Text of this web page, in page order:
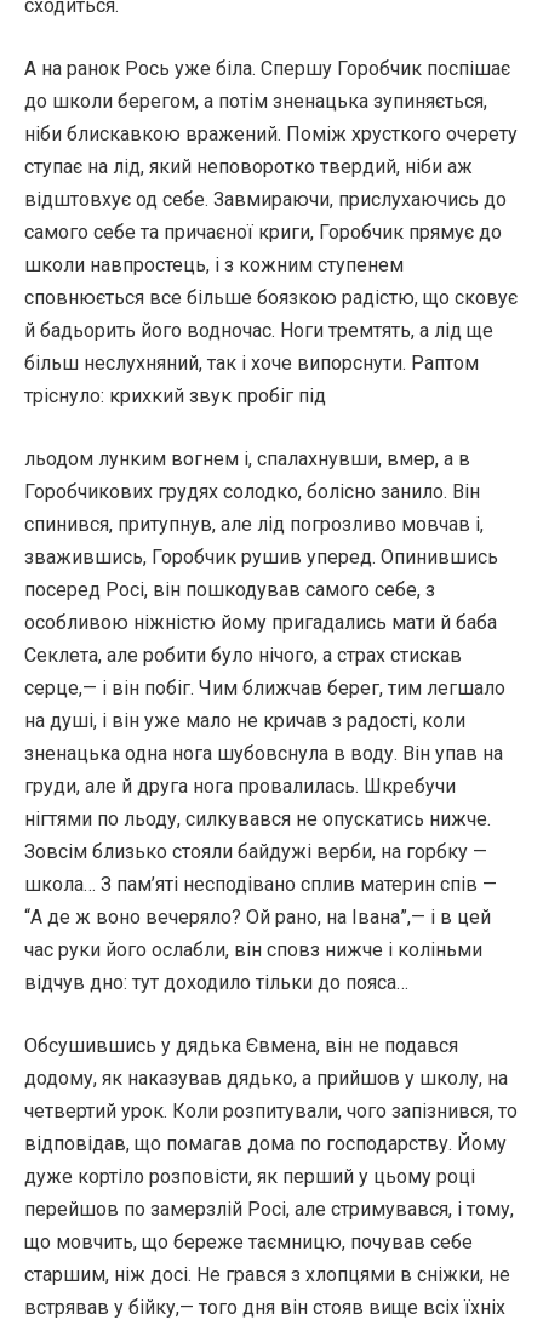
сходиться.
А на ранок Рось уже біла. Спершу Горобчик поспішає
до школи берегом, а потім зненацька зупиняється,
ніби блискавкою вражений. Поміж хрусткого очерету
ступає на лід, який неповоротко твердий, ніби аж
відштовхує од себе. Завмираючи, прислухаючись до
самого себе та причаєної криги, Горобчик прямує до
школи навпростець, і з кожним ступенем
сповнюється все більше боязкою радістю, що сковує
й бадьорить його водночас. Ноги тремтять, а лід ще
більш неслухняний, так і хоче випорснути. Раптом
тріснуло: крихкий звук пробіг під
льодом лунким вогнем і, спалахнувши, вмер, а в
Горобчикових грудях солодко, болісно занило. Він
спинився, притупнув, але лід погрозливо мовчав і,
зважившись, Горобчик рушив уперед. Опинившись
посеред Росі, він пошкодував самого себе, з
особливою ніжністю йому пригадались мати й баба
Секлета, але робити було нічого, а страх стискав
серце,— і він побіг. Чим ближчав берег, тим легшало
на душі, і він уже мало не кричав з радості, коли
зненацька одна нога шубовснула в воду. Він упав на
груди, але й друга нога провалилась. Шкребучи
нігтями по льоду, силкувався не опускатись нижче.
Зовсім близько стояли байдужі верби, на горбку —
школа… З пам’яті несподівано сплив материн спів —
“А де ж воно вечеряло? Ой рано, на Івана”,— і в цей
час руки його ослабли, він сповз нижче і коліньми
відчув дно: тут доходило тільки до пояса…
Обсушившись у дядька Євмена, він не подався
додому, як наказував дядько, а прийшов у школу, на
четвертий урок. Коли розпитували, чого запізнився, то
відповідав, що помагав дома по господарству. Йому
дуже кортіло розповісти, як перший у цьому році
перейшов по замерзлій Росі, але стримувався, і тому,
що мовчить, що береже таємницю, почував себе
старшим, ніж досі. Не грався з хлопцями в сніжки, не
встрявав у бійку,— того дня він стояв вище всіх їхніх